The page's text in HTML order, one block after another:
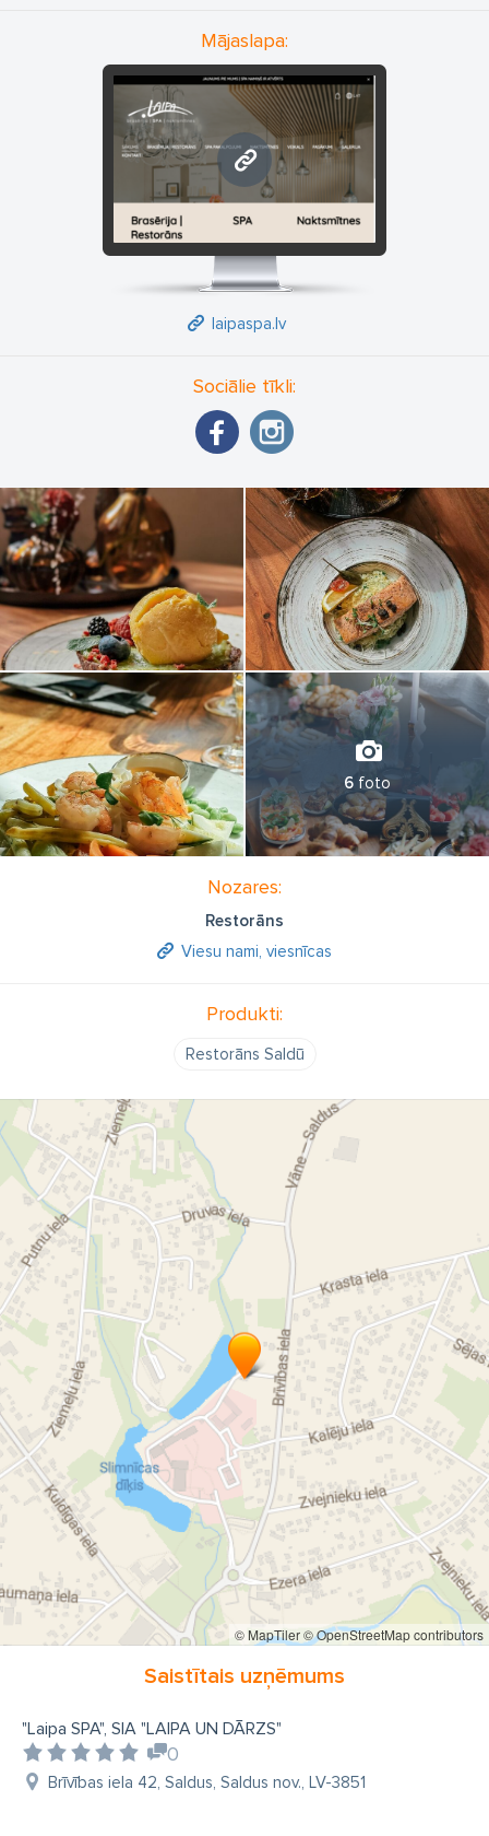
Mājaslapa:
laipaspa.lv
laipaspa.lv
Sociālie tīkli:
6 foto
Nozares:
Restorāns
Viesu nami, viesnīcas
Produkti:
Restorāns Saldū
© MapTiler© OpenStreetMap contributors
Saistītais uzņēmums
"Laipa SPA", SIA "LAIPA UN DĀRZS"
0
Brīvības iela 42, Saldus, Saldus nov., LV-3851